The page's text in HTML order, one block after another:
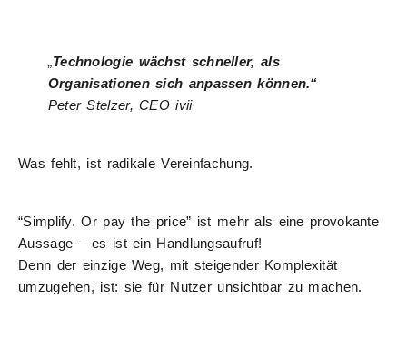
„Technologie wächst schneller, als
Organisationen sich anpassen können.“
Peter Stelzer, CEO ivii
Was fehlt, ist radikale Vereinfachung.
“Simplify. Or pay the price” ist mehr als eine provokante
Aussage – es ist ein Handlungsaufruf!
Denn der einzige Weg, mit steigender Komplexität
umzugehen, ist: sie für Nutzer unsichtbar zu machen.